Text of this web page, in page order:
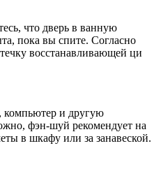
что дверь в ванную
пока вы спите. Согласно
восстанавливающей ци
компьютер и другую
фэн-шуй рекомендует на
в шкафу или за занавеской.